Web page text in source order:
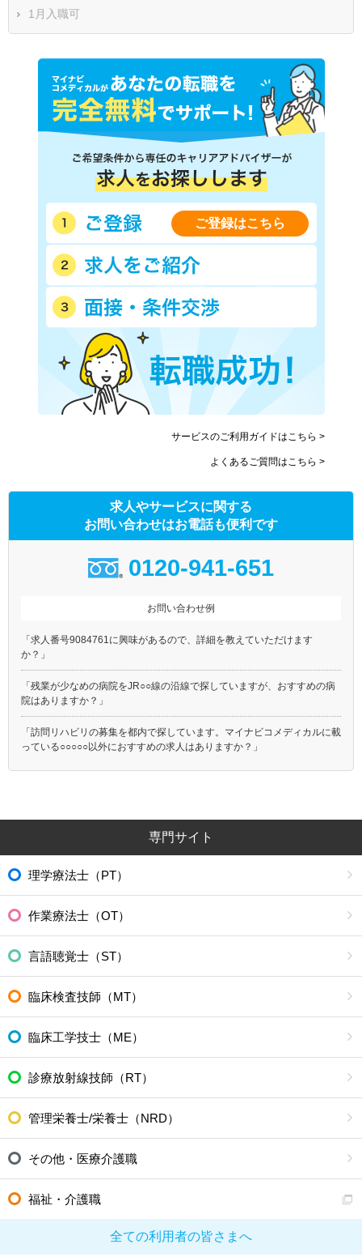
1月入職可
ご登録はこちら
サービスのご利用ガイドはこちら >
よくあるご質問はこちら >
求人やサービスに関する
お問い合わせはお電話も便利です
0120-941-651
お問い合わせ例
「求人番号9084761に興味があるので、詳細を教えていただけます
か？」
「残業が少なめの病院をJR○○線の沿線で探していますが、おすすめの病
院はありますか？」
「訪問リハビリの募集を都内で探しています。マイナビコメディカルに載
っている○○○○○以外におすすめの求人はありますか？」
専門サイト
理学療法士（PT）
作業療法士（OT）
言語聴覚士（ST）
臨床検査技師（MT）
臨床工学技士（ME）
診療放射線技師（RT）
管理栄養士/栄養士（NRD）
その他・医療介護職
福祉・介護職
全ての利用者の皆さまへ